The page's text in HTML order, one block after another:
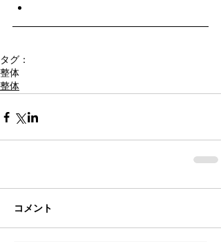
タグ：
整体
整体
コメント